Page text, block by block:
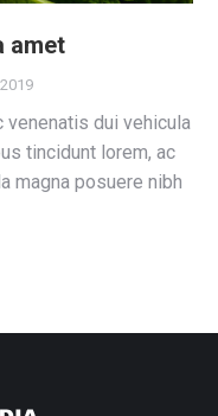
amet
venenatis dui vehicula
tincidunt lorem, ac
magna posuere nibh